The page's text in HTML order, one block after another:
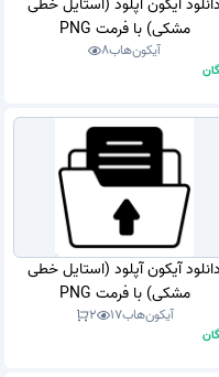
دانلود آیکون آپلود (استایل خطی
مشکی) با فرمت PNG
آیکون‌هاب8
دانلود آیکون آپلود (استایل خطی
مشکی) با فرمت PNG
آیکون‌هاب17
2